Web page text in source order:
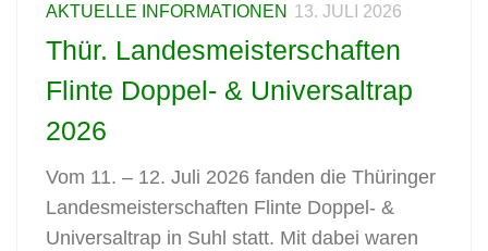
AKTUELLE INFORMATIONEN 13. JULI 2026
Thür. Landesmeisterschaften
Flinte Doppel- & Universaltrap
2026
Vom 11. – 12. Juli 2026 fanden die Thüringer
Landesmeisterschaften Flinte Doppel- &
Universaltrap in Suhl statt. Mit dabei waren